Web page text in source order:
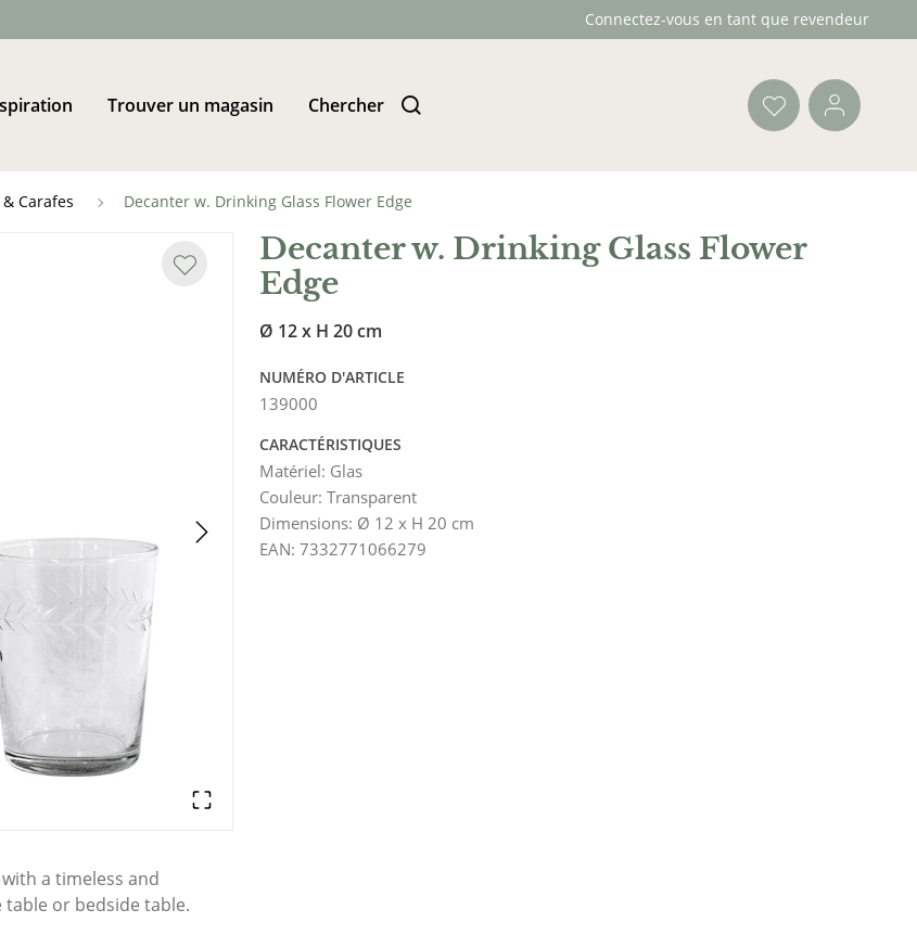
Connectez-vous en tant que revendeur
Trouver un magasin Chercher
Carafes Decanter w. Drinking Glass Flower Edge
a timeless and
or bedside table.
Decanter w. Drinking Glass Flower
Edge
Ø 12 x H 20 cm
NUMÉRO D'ARTICLE
139000
CARACTÉRISTIQUES
Matériel: Glas
Couleur:Transparent
Dimensions: Ø 12 x H 20 cm
EAN:7332771066279